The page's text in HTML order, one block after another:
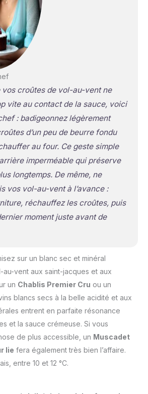
vos croûtes de vol-au-vent ne
vite au contact de la sauce, voici
: badigeonnez légèrement
d’un peu de beurre fondu
au four. Ce geste simple
imperméable qui préserve
longtemps. De même, ne
vos vol-au-vent à l’avance :
réchauffez les croûtes, puis
moment juste avant de
sur un blanc sec et minéral
au-vent aux saint-jacques et aux
un Chablis Premier Cru ou un
blancs secs à la belle acidité et aux
entrent en parfaite résonance
et la sauce crémeuse. Si vous
de plus accessible, un Muscadet
lie fera également très bien l’affaire.
entre 10 et 12 °C.